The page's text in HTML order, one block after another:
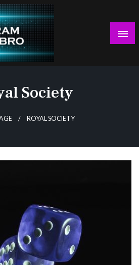
Society
ROYAL SOCIETY